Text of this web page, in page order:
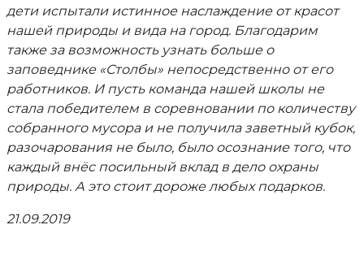
дети испытали истинное наслаждение от красот
нашей природы и вида на город. Благодарим
также за возможность узнать больше о
заповеднике «Столбы» непосредственно от его
работников. И пусть команда нашей школы не
стала победителем в соревновании по количеству
собранного мусора и не получила заветный кубок,
разочарования не было, было осознание того, что
каждый внёс посильный вклад в дело охраны
природы. А это стоит дороже любых подарков.
21.09.2019